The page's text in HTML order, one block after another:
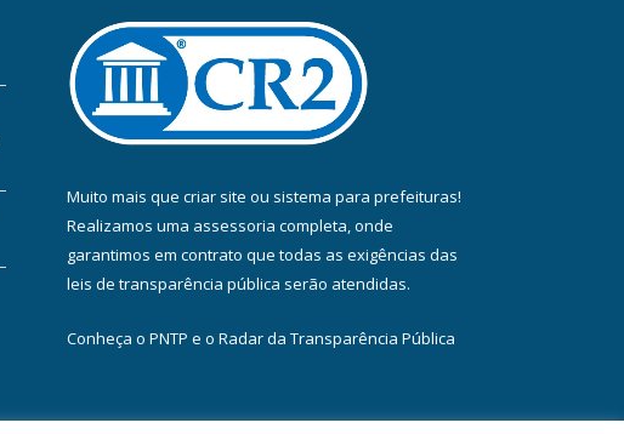
Muito mais que criar site ou sistema para prefeituras!
Realizamos uma assessoria completa, onde
garantimos em contrato que todas as exigências das
leis de transparência pública serão atendidas.
Conheça o PNTP e o Radar da Transparência Pública